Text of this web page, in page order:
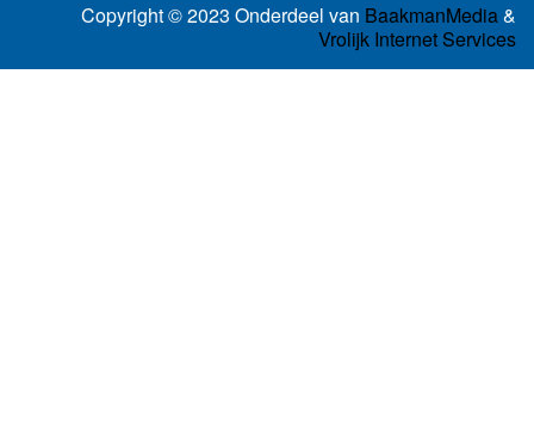
Copyright © 2023 Onderdeel van BaakmanMedia&
Vrolijk Internet Services